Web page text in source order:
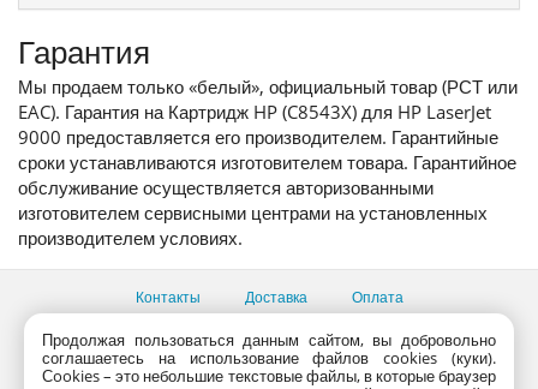
Гарантия
Мы продаем только «белый», официальный товар (РСТ или
EAC). Гарантия на Картридж HP (C8543X) для HP LaserJet
9000 предоставляется его производителем. Гарантийные
сроки устанавливаются изготовителем товара. Гарантийное
обслуживание осуществляется авторизованными
изготовителем сервисными центрами на установленных
производителем условиях.
Контакты Доставка Оплата
Все пункты выдачи
Консультации продавцов по телефону:+7 (495) 795-09-03,
+7 (800) 775-09-03
Продолжая пользоваться данным сайтом, вы добровольно
соглашаетесь на использование файлов cookies (куки).
Сookies – это небольшие текстовые файлы, в которые браузер